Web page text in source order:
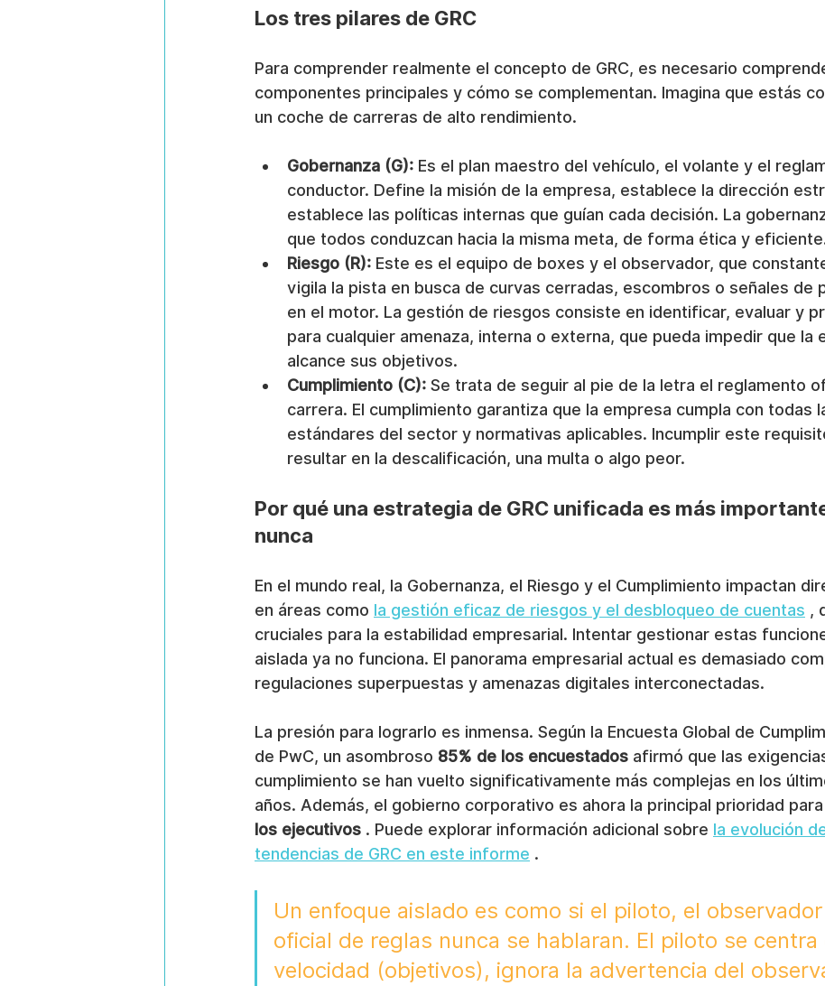
Los tres pilares de GRC
Para comprender realmente el concepto de GRC, es necesario
componentes principales y cómo se complementan. Imagina que estás
un coche de carreras de alto rendimiento.
Gobernanza (G): Es el plan maestro del vehículo, el volante y el
conductor. Define la misión de la empresa, establece la dirección
establece las políticas internas que guían cada decisión. La
que todos conduzcan hacia la misma meta, de forma ética y
Riesgo (R): Este es el equipo de boxes y el observador, que
vigila la pista en busca de curvas cerradas, escombros o señales de
en el motor. La gestión de riesgos consiste en identificar, evaluar y
para cualquier amenaza, interna o externa, que pueda impedir que la
alcance sus objetivos.
Cumplimiento (C): Se trata de seguir al pie de la letra el reglamento
carrera. El cumplimiento garantiza que la empresa cumpla con todas
estándares del sector y normativas aplicables. Incumplir este
resultar en la descalificación, una multa o algo peor.
Por qué una estrategia de GRC unificada es más
nunca
En el mundo real, la Gobernanza, el Riesgo y el Cumplimiento impactan
en áreas como la gestión eficaz de riesgos y el desbloqueo de cuentas ,
cruciales para la estabilidad empresarial. Intentar gestionar estas
aislada ya no funciona. El panorama empresarial actual es demasiado
regulaciones superpuestas y amenazas digitales interconectadas.
La presión para lograrlo es inmensa. Según la Encuesta Global de
de PwC, un asombroso 85% de los encuestados afirmó que las
cumplimiento se han vuelto significativamente más complejas en los
años. Además, el gobierno corporativo es ahora la principal prioridad para
los ejecutivos . Puede explorar información adicional sobre la evolución
tendencias de GRC en este informe .
Un enfoque aislado es como si el piloto, el
oficial de reglas nunca se hablaran. El piloto se centra
velocidad (objetivos), ignora la advertencia del